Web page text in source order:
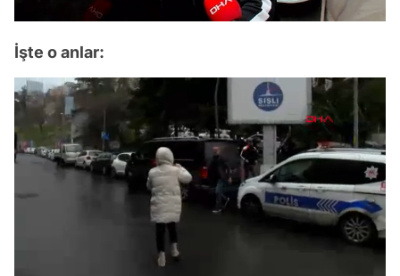
İşte o anlar:
Video
Test